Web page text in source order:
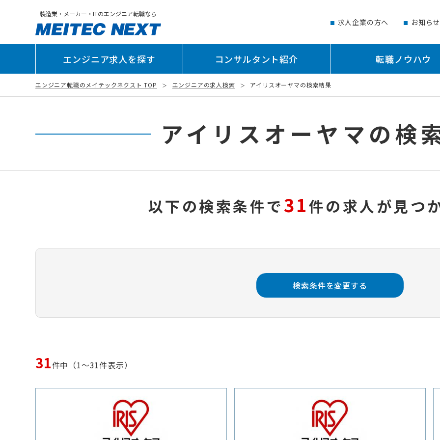
製造業・メーカー・ITのエンジニア転職なら
求人企業の方へ お知らせ
エンジニア求人を探す コンサルタント紹介 転職ノウハウ
エンジニア転職のメイテックネクスト TOP エンジニアの求人検索 アイリスオーヤマの検索結果
アイリスオーヤマの検
以下の検索条件で31件の求人が見つ
検索条件を変更する
31件中（1～31件表示）